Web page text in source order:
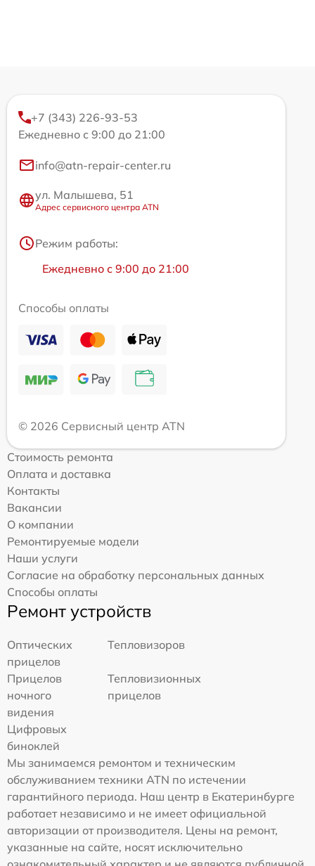
+7 (343) 226-93-53
Ежедневно с 9:00 до 21:00
info@atn-repair-center.ru
ул. Малышева, 51
Адрес сервисного центра ATN
Режим работы:
Ежедневно с 9:00 до 21:00
Способы оплаты
© 2026 Сервисный центр ATN
Стоимость ремонта
Оплата и доставка
Контакты
Вакансии
О компании
Ремонтируемые модели
Наши услуги
Согласие на обработку персональных данных
Способы оплаты
Ремонт устройств
Оптических
прицелов
Тепловизоров
Прицелов
ночного
видения
Тепловизионных
прицелов
Цифровых
биноклей
Мы занимаемся ремонтом и техническим
обслуживанием техники ATN по истечении
гарантийного периода. Наш центр в Екатеринбурге
работает независимо и не имеет официальной
авторизации от производителя. Цены на ремонт,
указанные на сайте, носят исключительно